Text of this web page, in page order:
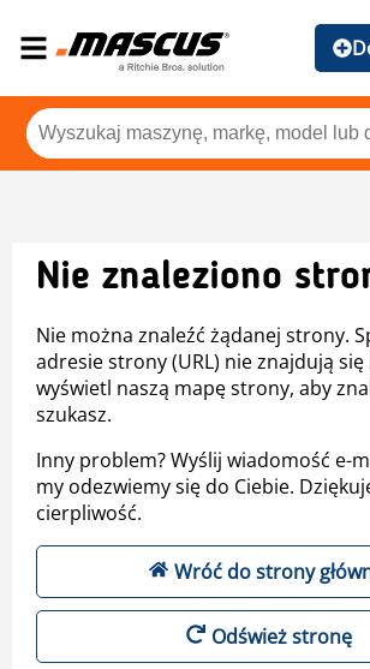
Nie znaleziono
Nie można znaleźć żądanej strony.
adresie strony (URL) nie znajdują
wyświetl naszą mapę strony, aby
szukasz.
Inny problem? Wyślij wiadomość e-
my odezwiemy się do Ciebie.
cierpliwość.
Wróć do strony
Odśwież stronę